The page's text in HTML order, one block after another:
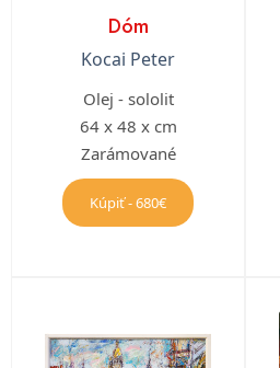
Dóm
Kocai Peter
Olej - sololit
64 x 48 x cm
Zarámované
Kúpiť - 680€